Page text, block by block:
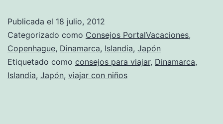
Publicada el 18 julio, 2012
Categorizado como Consejos PortalVacaciones,
Copenhague, Dinamarca, Islandia, Japón
Etiquetado como consejos para viajar, Dinamarca,
Islandia, Japón, viajar con niños